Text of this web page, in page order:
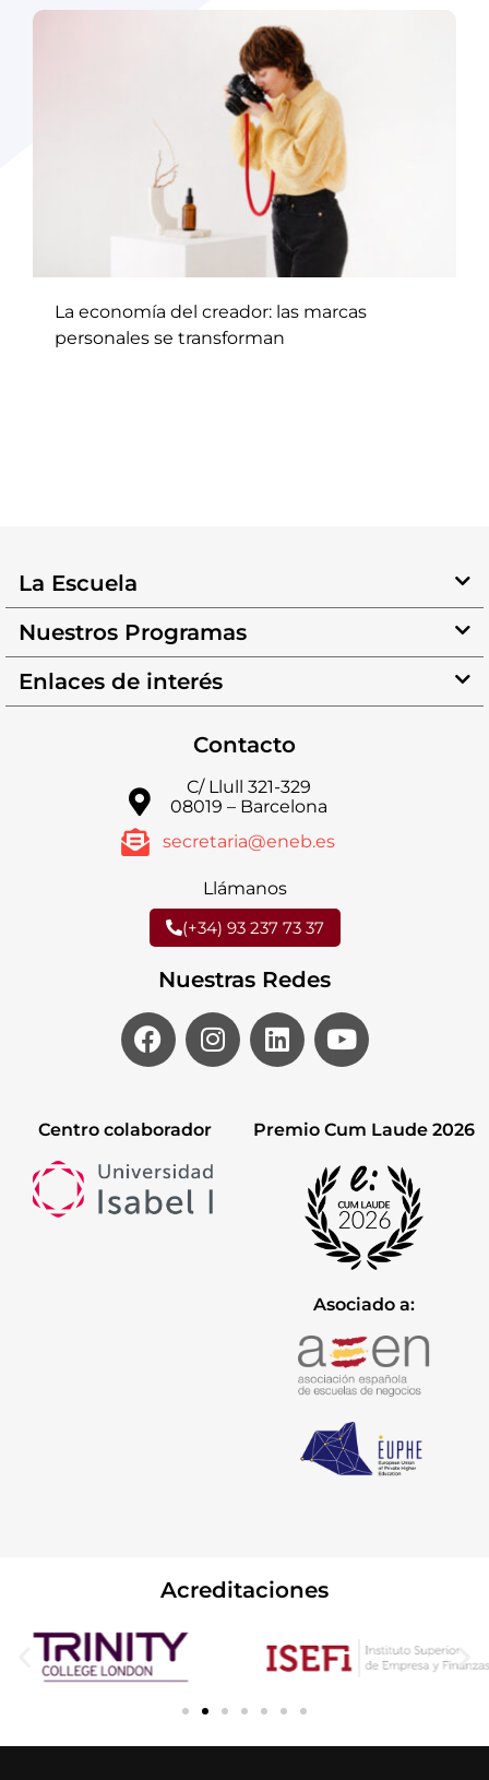
La economía del creador: las marcas
personales se transforman
La Escuela
Nuestros Programas
Enlaces de interés
Contacto
C/ Llull 321-329
08019 – Barcelona
secretaria@eneb.es
Llámanos
(+34) 93 237 73 37
Nuestras Redes
Centro colaborador Premio Cum Laude 2026
Asociado a:
Acreditaciones